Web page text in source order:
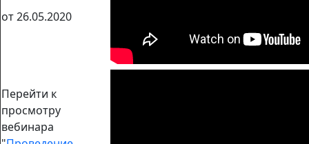
от 26.05.2020
Перейти к
просмотру
вебинара